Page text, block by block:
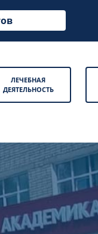
ЛЕЧЕБНАЯ
ДЕЯТЕЛЬНОСТЬ